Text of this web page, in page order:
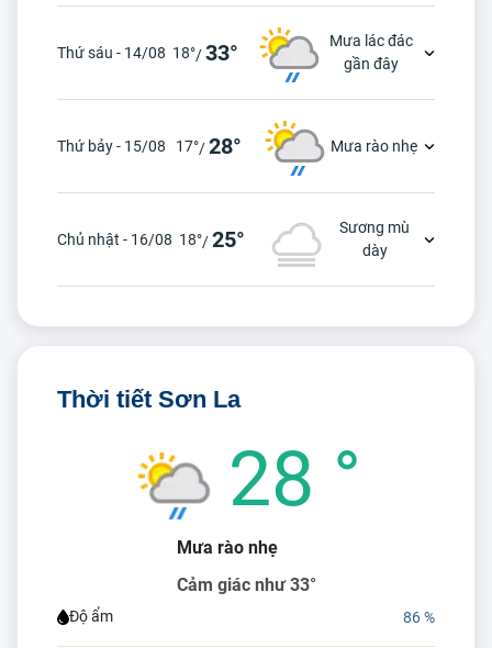
Thứ sáu - 14/08 18°/33°
Mưa lác đác
gần đây
Thứ bảy - 15/08 17°/28° Mưa rào nhẹ
Chủ nhật - 16/08 18°/25°
Sương mù
dày
Thời tiết Sơn La
28 °
Mưa rào nhẹ
Cảm giác như 33°
Độ ẩm 86 %